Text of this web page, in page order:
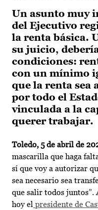
Un asunto muy
del Ejecutivo
la renta básica.
su juicio,
condiciones:
con un mínimo
que la renta sea
por todo el
vinculada a la
querer trabajar.
Toledo, 5 de abril de
mascarilla que haga
sí que voy a autorizar
sea necesario sea
que salir todos juntos”.
hoy el presidente de